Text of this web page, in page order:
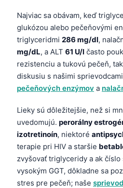
Najviac sa obávam, keď
glukózou alebo pečeňovými
triglyceridmi 286 mg/dl,
mg/dL, a ALT 61 U/l často
rezistenciu a tukovú pečeň,
diskusiu s našimi
pečeňových enzýmov a
Lieky sú dôležitejšie, než si
uvedomujú. perorálny
izotretinoín, niektoré
terapie pri HIV a staršie
zvyšovať triglyceridy a ak
vysokým GGT, dôkladne sa
stres pre pečeň; naše
كوردی‎
پښتو
سنڌي
සිංහල
অসমীয়া
Latviešu valoda
Македонски јазик
Euskara
Gàidhlig